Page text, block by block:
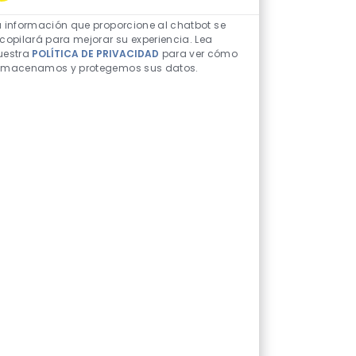
información que proporcione al chatbot se
para mejorar su experiencia. Lea
POLÍTICA DE PRIVACIDAD para ver cómo
y protegemos sus datos.